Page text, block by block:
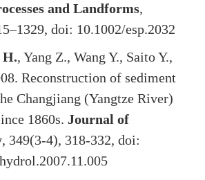
and Landforms,
doi: 10.1002/esp.2032
H., Yang Z., Wang Y., Saito Y.,
Reconstruction of sediment
Changjiang (Yangtze River)
1860s. Journal of
, 349(3-4), 318-332, doi: